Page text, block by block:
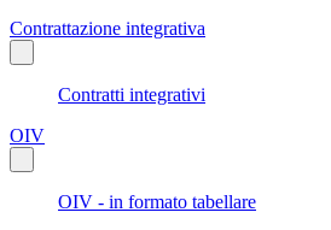
Contrattazione integrativa
Contratti integrativi
OIV
OIV - in formato tabellare